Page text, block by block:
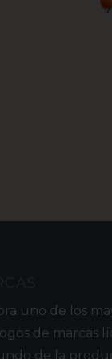
uno de los
de marcas
de la